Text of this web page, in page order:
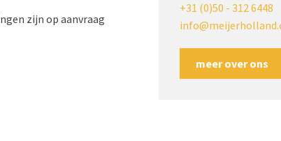
zijn op aanvraag
+31 (0)50 - 312 6448
meer over ons